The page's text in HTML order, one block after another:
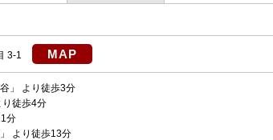
3-1 MAP
」 より徒歩3分
り徒歩4分
分
」 より徒歩13分